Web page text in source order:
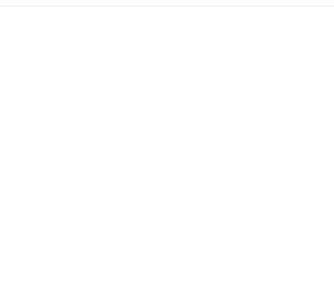
als thuisgebruik. Bezoek Beuk Meubels